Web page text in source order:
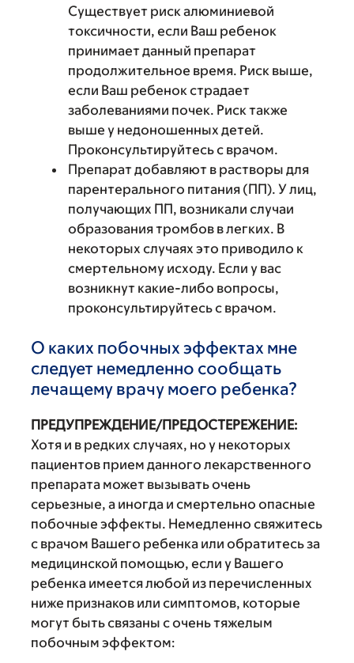
Существует риск алюминиевой
токсичности, если Ваш ребенок
принимает данный препарат
продолжительное время. Риск выше,
если Ваш ребенок страдает
заболеваниями почек. Риск также
выше у недоношенных детей.
Проконсультируйтесь с врачом.
Препарат добавляют в растворы для
парентерального питания (ПП). У лиц,
получающих ПП, возникали случаи
образования тромбов в легких. В
некоторых случаях это приводило к
смертельному исходу. Если у вас
возникнут какие-либо вопросы,
проконсультируйтесь с врачом.
О каких побочных эффектах мне
следует немедленно сообщать
лечащему врачу моего ребенка?
ПРЕДУПРЕЖДЕНИЕ/ПРЕДОСТЕРЕЖЕНИЕ:
Хотя и в редких случаях, но у некоторых
пациентов прием данного лекарственного
препарата может вызывать очень
серьезные, а иногда и смертельно опасные
побочные эффекты. Немедленно свяжитесь
с врачом Вашего ребенка или обратитесь за
медицинской помощью, если у Вашего
ребенка имеется любой из перечисленных
ниже признаков или симптомов, которые
могут быть связаны с очень тяжелым
побочным эффектом: